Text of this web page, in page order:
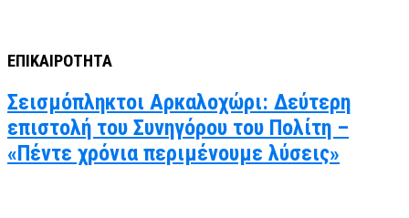
ΕΠΙΚΑΙΡΟΤΗΤΑ
Σεισμόπληκτοι Αρκαλοχώρι: Δεύτερη
επιστολή του Συνηγόρου του Πολίτη –
«Πέντε χρόνια περιμένουμε λύσεις»